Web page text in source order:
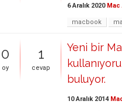
6 Aralık 2020
macbook
0
oy
1
cevap
Yeni bir
buluyor.
10 Aralık 2014